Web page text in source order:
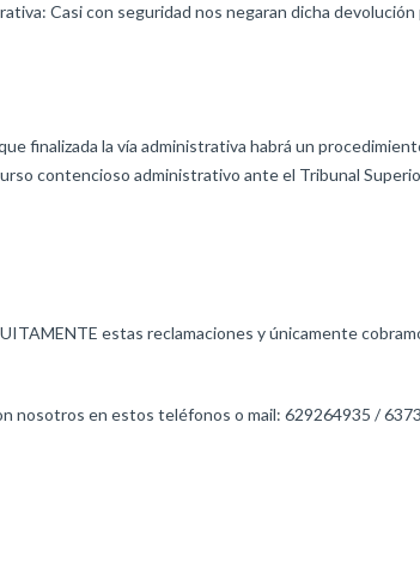
Casi con seguridad nos negaran dicha
finalizada la vía administrativa habrá un
contencioso administrativo ante el Tribunal
estas reclamaciones y únicamente
nosotros en estos teléfonos o mail: 629264935 /